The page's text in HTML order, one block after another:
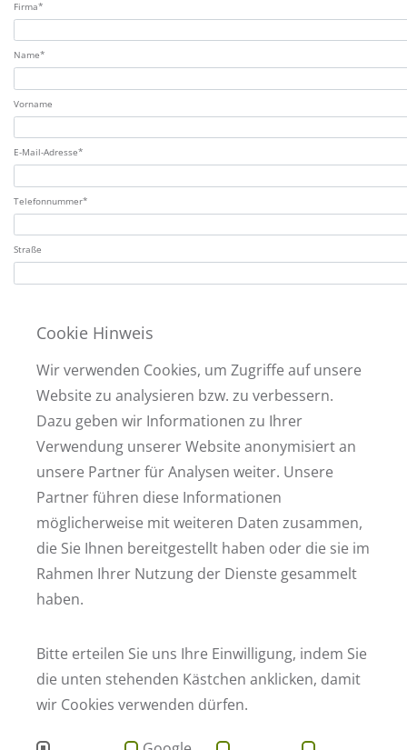
Firma*
Name*
Vorname
E-Mail-Adresse*
Telefonnummer*
Straße
Wohnort
Ihre Nachricht
Ich bin damit einverstanden, dass meine oben genannten Daten für den Zeitraum
ABSCHICKEN
* Zur Bearbeitung Ihrer Anfrage müssen alle mit einem Sternchen markierten Felder
Fußzeile der Webseite
Adresse
STRATEGPRO Real Estate GmbH
Cookie Hinweis
Wir verwenden Cookies, um Zugriffe auf unsere
Website zu analysieren bzw. zu verbessern.
Dazu geben wir Informationen zu Ihrer
Verwendung unserer Website anonymisiert an
unsere Partner für Analysen weiter. Unsere
Partner führen diese Informationen
möglicherweise mit weiteren Daten zusammen,
die Sie Ihnen bereitgestellt haben oder die sie im
Rahmen Ihrer Nutzung der Dienste gesammelt
haben.
Bitte erteilen Sie uns Ihre Einwilligung, indem Sie
die unten stehenden Kästchen anklicken, damit
wir Cookies verwenden dürfen.